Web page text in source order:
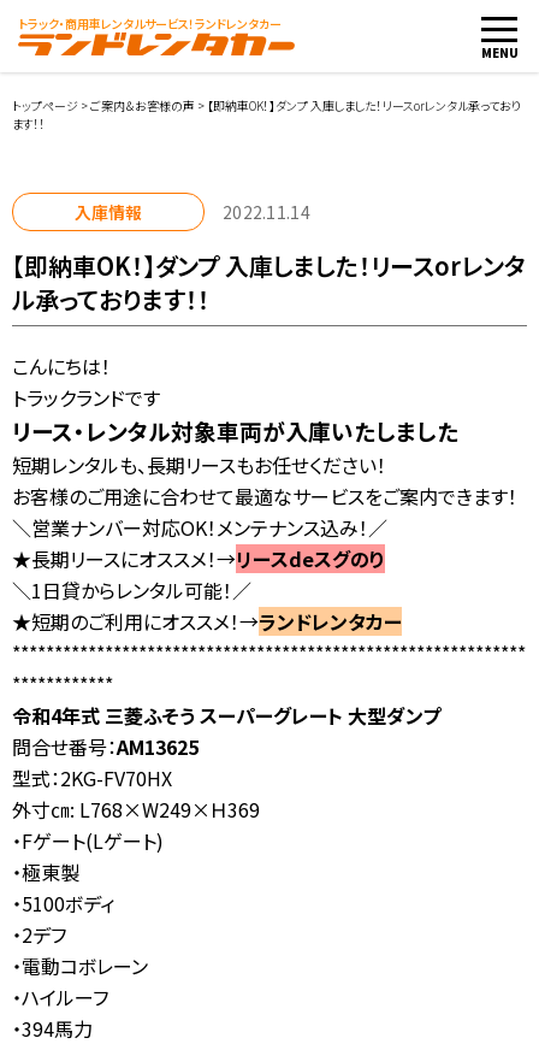
MENU
トラック・商用車レンタルサービス！ランドレンタカー
車両・料金
店舗紹介
ご利用案内
お客様の声
レンタカー会社向け
0120-784-893
【営業時間】10:00-17:00(土日祝休み)
レンタカー申込み
お問合せ
トップページ >ご案内＆お客様の声 > 【即納車OK！】ダンプ 入庫しました！リースorレンタル承っており
ます！！
入庫情報 2022.11.14
【即納車OK！】ダンプ 入庫しました！リースorレンタ
ル承っております！！
こんにちは！
トラックランドです
リース・レンタル対象車両が入庫いたしました
短期レンタルも、長期リースもお任せください！
お客様のご用途に合わせて最適なサービスをご案内できます！
＼営業ナンバー対応OK！メンテナンス込み！／
★長期リースにオススメ！→リースdeスグのり
＼1日貸からレンタル可能！／
★短期のご利用にオススメ！→ランドレンタカー
*************************************************************
************
令和4年式 三菱ふそう スーパーグレート 大型ダンプ
問合せ番号：AM13625
型式：2KG-FV70HX
外寸㎝: L768×W249×Ｈ369
・Fゲート(Lゲート)
・極東製
・5100ボディ
・2デフ
・電動コボレーン
・ハイルーフ
・394馬力